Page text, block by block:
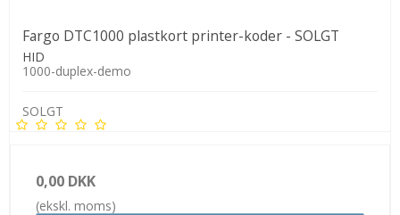
Fargo DTC1000 plastkort printer-koder - SOLGT
HID
1000-duplex-demo
SOLGT
0,00 DKK
(ekskl. moms)